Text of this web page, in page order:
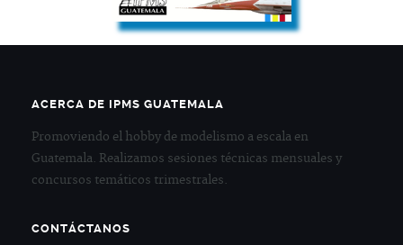
ACERCA DE IPMS GUATEMALA
Promoviendo el hobby de modelismo a escala en
Guatemala. Realizamos sesiones técnicas mensuales y
concursos temáticos trimestrales.
CONTÁCTANOS